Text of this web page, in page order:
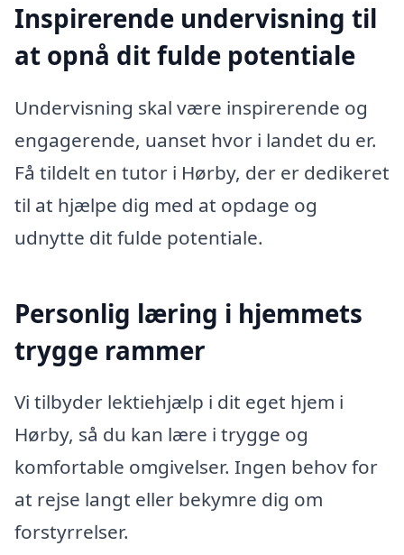
Inspirerende undervisning til
at opnå dit fulde potentiale
Undervisning skal være inspirerende og
engagerende, uanset hvor i landet du er.
Få tildelt en tutor i Hørby, der er dedikeret
til at hjælpe dig med at opdage og
udnytte dit fulde potentiale.
Personlig læring i hjemmets
trygge rammer
Vi tilbyder lektiehjælp i dit eget hjem i
Hørby, så du kan lære i trygge og
komfortable omgivelser. Ingen behov for
at rejse langt eller bekymre dig om
forstyrrelser.